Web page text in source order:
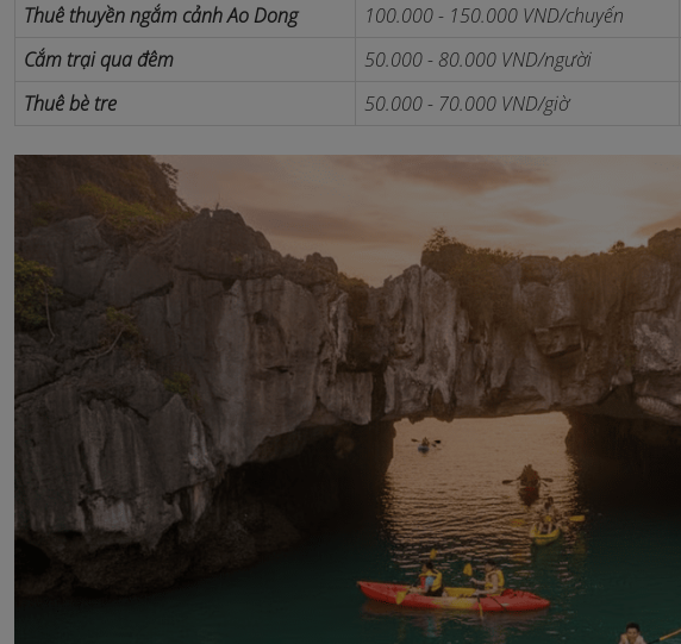
Thuê thuyền ngắm cảnh Ao Dong
100.000 - 150.000 VND/chuyến
Cắm trại qua đêm
50.000 - 80.000 VND/người
Thuê bè tre
50.000 - 70.000 VND/giờ